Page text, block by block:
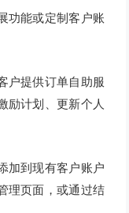
功能或定制客户账
户提供订单自助服
励计划、更新个人
加到现有客户账户
理页面，或通过结